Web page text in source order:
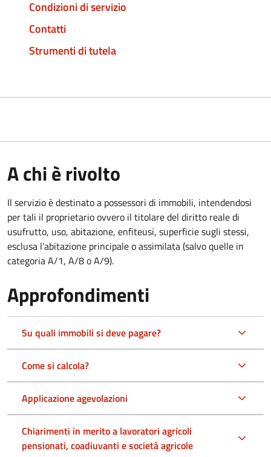
Condizioni di servizio
Contatti
Strumenti di tutela
A chi è rivolto
Il servizio è destinato a possessori di immobili, intendendosi
per tali il proprietario ovvero il titolare del diritto reale di
usufrutto, uso, abitazione, enfiteusi, superficie sugli stessi,
esclusa l’abitazione principale o assimilata (salvo quelle in
categoria A/1, A/8 o A/9).
Approfondimenti
Su quali immobili si deve pagare?
Come si calcola?
Applicazione agevolazioni
Chiarimenti in merito a lavoratori agricoli
pensionati, coadiuvanti e società agricole